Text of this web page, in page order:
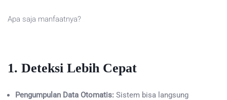
Apa saja manfaatnya?
1. Deteksi Lebih Cepat
Pengumpulan Data Otomatis: Sistem bisa langsung